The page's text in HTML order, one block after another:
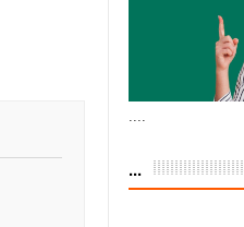
al riesgo volcánico
Alertas Tempranas con
...